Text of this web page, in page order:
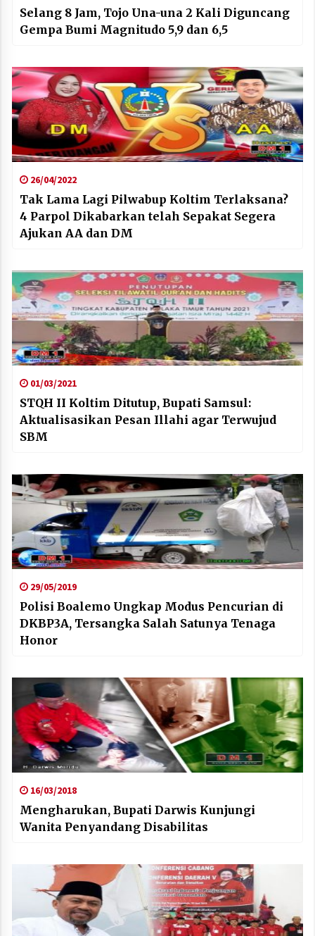
Selang 8 Jam, Tojo Una-una 2 Kali Diguncang
Gempa Bumi Magnitudo 5,9 dan 6,5
26/04/2022
Tak Lama Lagi Pilwabup Koltim Terlaksana?
4 Parpol Dikabarkan telah Sepakat Segera
Ajukan AA dan DM
01/03/2021
STQH II Koltim Ditutup, Bupati Samsul:
Aktualisasikan Pesan Illahi agar Terwujud
SBM
29/05/2019
Polisi Boalemo Ungkap Modus Pencurian di
DKBP3A, Tersangka Salah Satunya Tenaga
Honor
16/03/2018
Mengharukan, Bupati Darwis Kunjungi
Wanita Penyandang Disabilitas